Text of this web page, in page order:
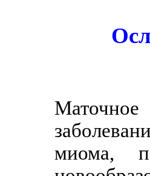
миома,